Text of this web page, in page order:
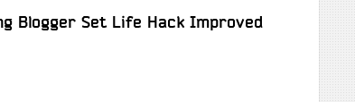
Blogger Set Life Hack Improved